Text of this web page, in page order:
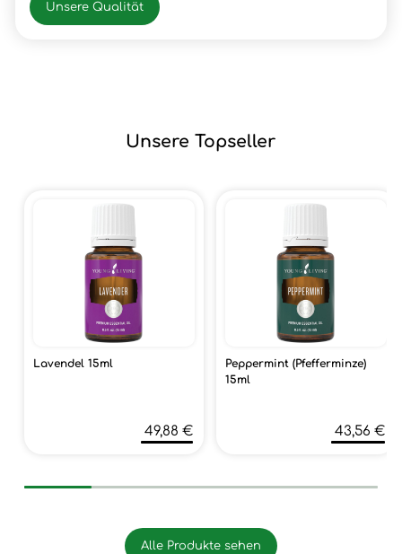
Unsere Qualität
Unsere Topseller
Lavendel 15ml
49,88 €
Peppermint (Pfefferminze)
15ml
43,56 €
Alle Produkte sehen